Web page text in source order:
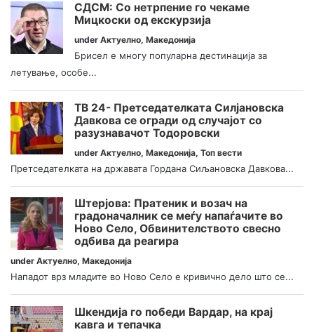
СДСМ: Со нетрпение го чекаме
Мицкоски од екскурзија
under Актуелно, Македонија
Брисел е многу популарна дестинација за
летување, особе...
ТВ 24- Претседателката Силјановска
Давкова се огради од случајот со
разузнавачот Тодоровски
under Актуелно, Македонија, Топ вести
Претседателката на државата Гордана Сиљановска Давкова...
Штерјова: Пратеник и возач на
градоначалник се меѓу напаѓачите во
Ново Село, Обвинителството свесно
одбива да реагира
under Актуелно, Македонија
Нападот врз младите во Ново Село е кривично дело што се...
Шкендија го победи Вардар, на крај
кавга и тепачка